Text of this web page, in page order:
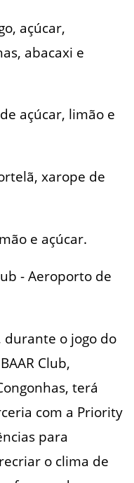
açúcar,
abacaxi e
açúcar, limão e
xarope de
e açúcar.
- Aeroporto de
o jogo do
Club,
terá
com a Priority
para
o clima de